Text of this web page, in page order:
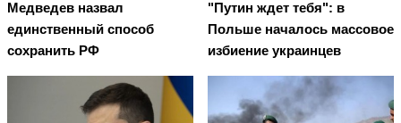
Медведев назвал
единственный способ
сохранить РФ
"Путин ждет тебя": в
Польше началось массовое
избиение украинцев